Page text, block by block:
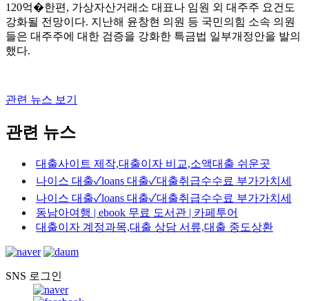
120억�한편, 가상자산거래소 대표나 임원 외 대주주 요건도
강화될 전망이다. 지난해 윤창현 의원 등 국민의힘 소속 의원
들은 대주주에 대한 검증을 강화한 특금법 일부개정안을 발의
했다.
관련 뉴스 보기
관련 뉴스
대출사이트 제작,대출이자 비교,소액대출 쉬운곳
나이스 대출✓loans 대출✓대출취급수수료 부가가치세
나이스 대출✓loans 대출✓대출취급수수료 부가가치세
동남아여행 | ebook 무료 도서관 | 카페투어
대출이자 계정과목,대출 상담 서류,대출 중도상환
SNS 로그인